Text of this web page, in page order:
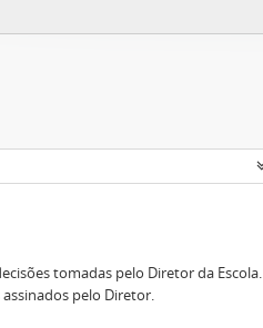
tomadas pelo Diretor da Escola.
pelo Diretor.